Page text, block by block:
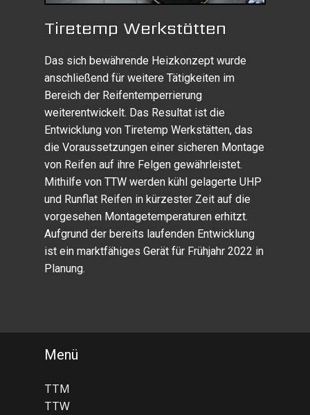
Tiretemp Werkstätten
Das sich bewährende Heizkonzept wurde
anschließend für weitere Tätigkeiten im
Bereich der Reifentemperrierung
weiterentwickelt. Das Resultat ist die
Entwicklung von Tiretemp Werkstätten, das
die Voraussetzungen einer sicheren Montage
von Reifen auf ihre Felgen gewährleistet.
Mithilfe von TTW werden kühl gelagerte UHP
und Runflat Reifen in kürzester Zeit auf die
vorgesehen Montagetemperaturen erhitzt.
Aufgrund der bereits laufenden Entwicklung
ist ein marktfähiges Gerät für Frühjahr 2022 in
Planung.
Menü
TTM
TTW